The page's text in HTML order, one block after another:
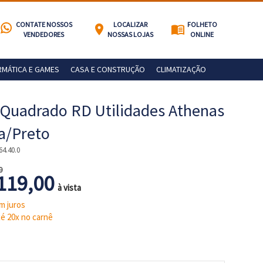
CONTATE NOSSOS
VENDEDORES
location_on
LOCALIZAR
NOSSAS LOJAS
menu_book FOLHETO
ONLINE
E GAMES CASA E CONSTRUÇÃO CLIMATIZAÇÃO
RD Utilidades Athenas
Preto
à vista
juros
20x no carnê